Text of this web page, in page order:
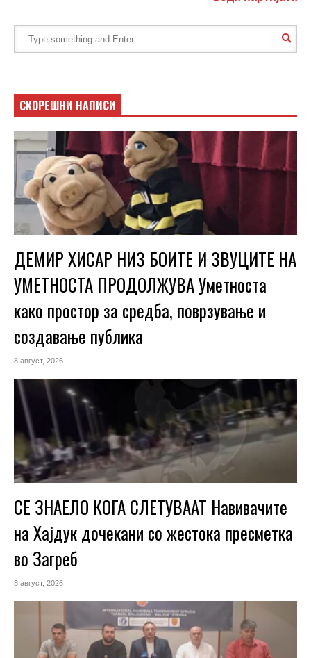
СКОРЕШНИ НАПИСИ
ДЕМИР ХИСАР НИЗ БОИТЕ И ЗВУЦИТЕ НА
УМЕТНОСТА ПРОДОЛЖУВА Уметноста
како простор за средба, поврзување и
создавање публика
8 август, 2026
СЕ ЗНАЕЛО КОГА СЛЕТУВААТ Навивачите
на Хајдук дочекани со жестока пресметка
во Загреб
8 август, 2026